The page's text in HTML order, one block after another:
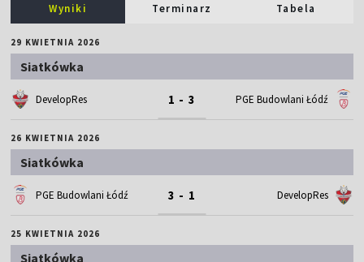
Wyniki Terminarz Tabela
29 KWIETNIA 2026
Siatkówka
DevelopRes 1 - 3 PGE Budowlani Łódź
26 KWIETNIA 2026
Siatkówka
PGE Budowlani Łódź 3 - 1 DevelopRes
25 KWIETNIA 2026
Siatkówka